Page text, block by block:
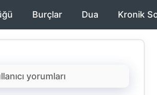
Burçlar Dua Kronik
yorumları​